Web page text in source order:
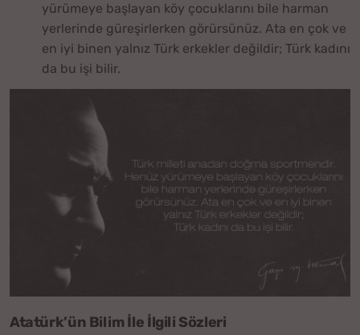
yürümeye başlayan köy çocuklarını bile harman
yerlerinde güreşirlerken görürsünüz. Ata en çok ve
en iyi binen yalnız Türk erkekler değildir; Türk kadını
da bu işi bilir.
Atatürk’ün Bilim İle İlgili Sözleri